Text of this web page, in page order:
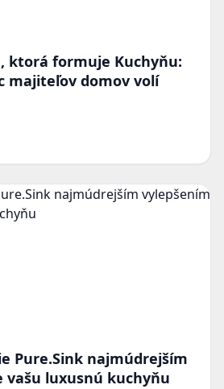
ktorá formuje Kuchyňu:
majiteľov domov volí
Pure.Sink najmúdrejším
vašu luxusnú kuchyňu